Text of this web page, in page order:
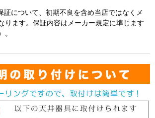
について、初期不良を含め当店ではなくメ
ります。保証内容はメーカー規定に準じます
。